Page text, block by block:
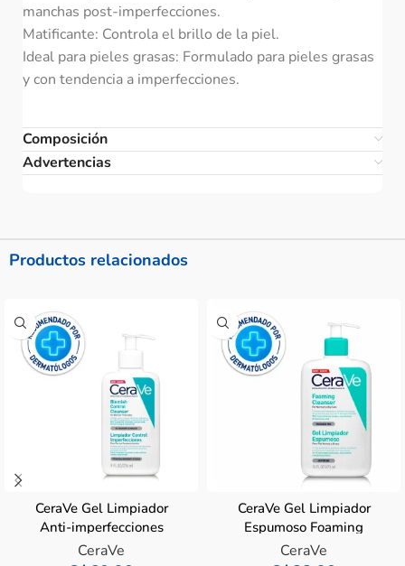
manchas post-imperfecciones.
Matificante: Controla el brillo de la piel.
Ideal para pieles grasas: Formulado para pieles grasas
y con tendencia a imperfecciones.
Composición
Advertencias
Productos relacionados
CeraVe Gel Limpiador
Anti-imperfecciones
Blemish Control 236ml
CeraVe
CeraVe Gel Limpiador
Espumoso Foaming
Cleanser 473ml
CeraVe